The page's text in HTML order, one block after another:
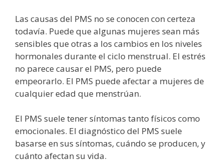
Las causas del PMS no se conocen con certeza
todavía. Puede que algunas mujeres sean más
sensibles que otras a los cambios en los niveles
hormonales durante el ciclo menstrual. El estrés
no parece causar el PMS, pero puede
empeorarlo. El PMS puede afectar a mujeres de
cualquier edad que menstrúan.
El PMS suele tener síntomas tanto físicos como
emocionales. El diagnóstico del PMS suele
basarse en sus síntomas, cuándo se producen, y
cuánto afectan su vida.